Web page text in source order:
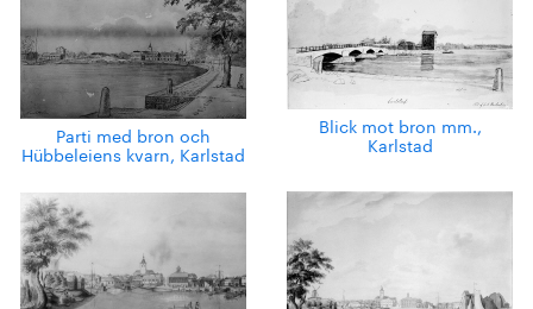
Parti med bron och
Hübbeleiens kvarn, Karlstad
Blick mot bron mm.,
Karlstad